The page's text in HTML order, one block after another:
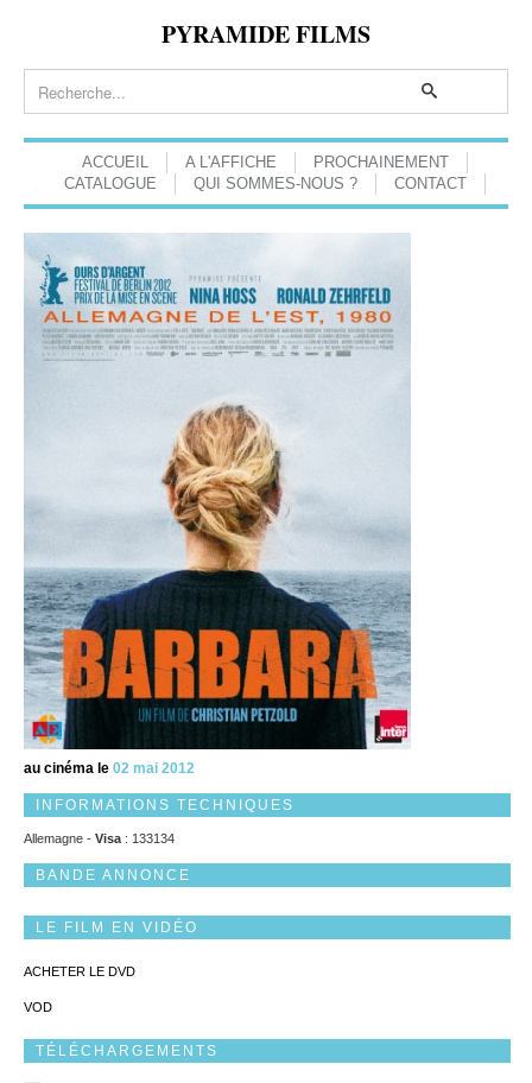
PYRAMIDE FILMS
ACCUEIL A L'AFFICHE
PROCHAINEMENT
CATALOGUE
QUI SOMMES-NOUS ? CONTACT
au cinéma le 02 mai 2012
INFORMATIONS TECHNIQUES
Allemagne - Visa : 133134
BANDE ANNONCE
LE FILM EN VIDÉO
ACHETER LE DVD
VOD
TÉLÉCHARGEMENTS